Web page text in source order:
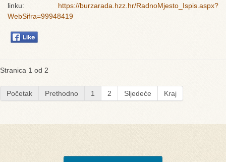
linku: https://burzarada.hzz.hr/RadnoMjesto_Ispis.aspx?
WebSifra=99948419
Stranica 1 od 2
Početak Prethodno 1 2 Sljedeće Kraj